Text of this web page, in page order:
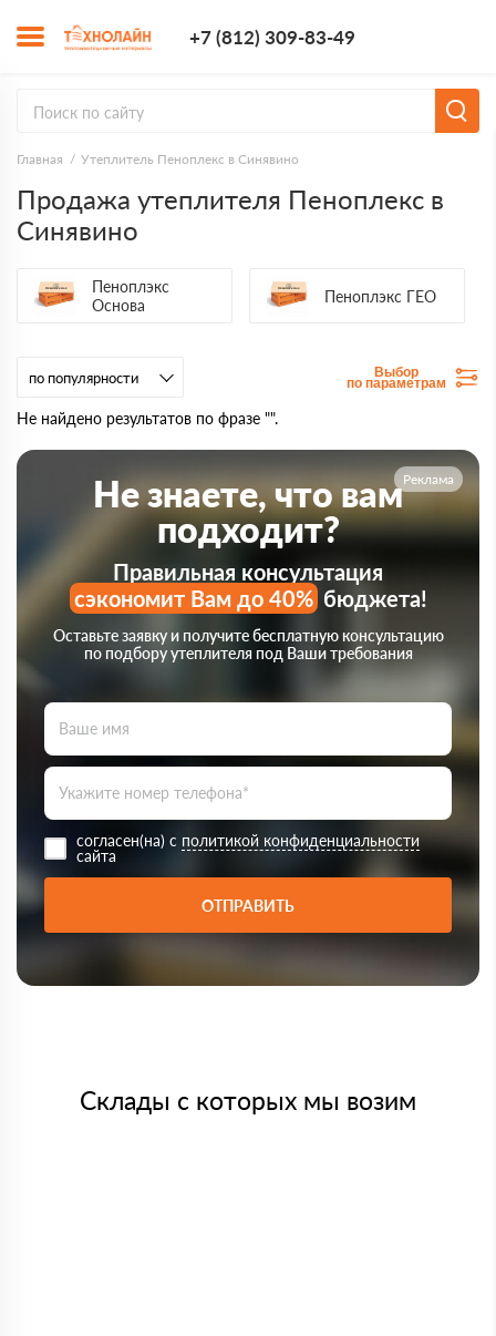
+7 (812) 309-83-49
Главная Утеплитель Пеноплекс в Синявино
Продажа утеплителя Пеноплекс в
Синявино
Пеноплэкс
Основа
Пеноплэкс ГЕО
Выбор
по параметрам
Не найдено результатов по фразе "".
Реклама
Не знаете, что вам
подходит?
Правильная консультация
сэкономит Вам до 40%бюджета!
Оставьте заявку и получите бесплатную консультацию
по подбору утеплителя под Ваши требования
согласен(на) с политикой конфиденциальности
сайта
ОТПРАВИТЬ
Склады с которых мы возим